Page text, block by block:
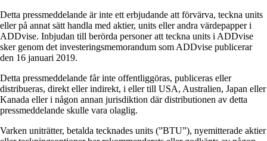
Detta pressmeddelande är inte ett erbjudande att förvärva, teckna units
eller på annat sätt handla med aktier, units eller andra värdepapper i
ADDvise. Inbjudan till berörda personer att teckna units i ADDvise
sker genom det investeringsmemorandum som ADDvise publicerar
den 16 januari 2019.
Detta pressmeddelande får inte offentliggöras, publiceras eller
distribueras, direkt eller indirekt, i eller till USA, Australien, Japan eller
Kanada eller i någon annan jurisdiktion där distributionen av detta
pressmeddelande skulle vara olaglig.
Varken uniträtter, betalda tecknades units (”BTU”), nyemitterade aktier